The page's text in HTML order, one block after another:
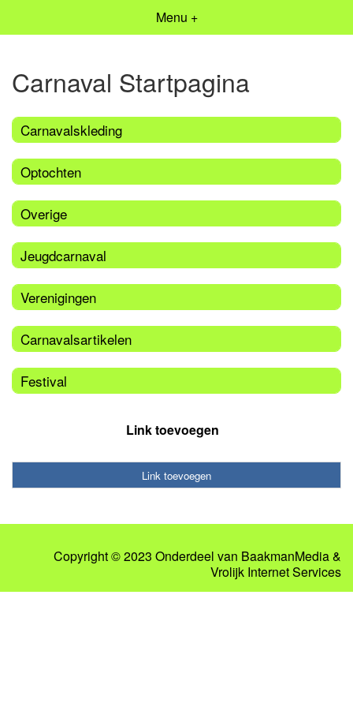
Menu +
Carnaval Startpagina
Carnavalskleding
Optochten
Overige
Jeugdcarnaval
Verenigingen
Carnavalsartikelen
Festival
Link toevoegen
Link toevoegen
Copyright © 2023 Onderdeel van BaakmanMedia&
Vrolijk Internet Services